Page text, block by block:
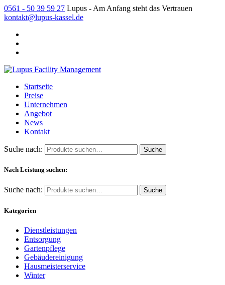
0561 - 50 39 59 27 Lupus - Am Anfang steht das Vertrauen
kontakt@lupus-kassel.de
Startseite
Preise
Unternehmen
Angebot
News
Kontakt
Suche nach:
Nach Leistung suchen:
Suche nach:
Kategorien
Dienstleistungen
Entsorgung
Gartenpflege
Gebäudereinigung
Hausmeisterservice
Winter